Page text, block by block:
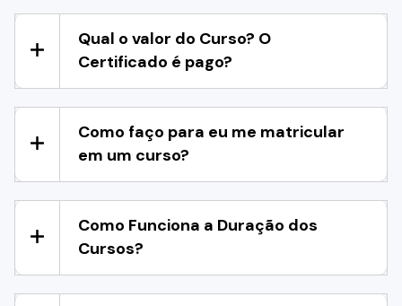
Qual o valor do Curso? O
Certificado é pago?
Como faço para eu me matricular
em um curso?
Como Funciona a Duração dos
Cursos?